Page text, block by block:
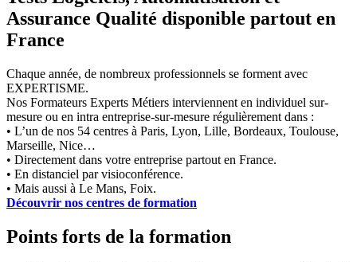
Assurance Qualité disponible partout en
France
Chaque année, de nombreux professionnels se forment avec
EXPERTISME.
Nos Formateurs Experts Métiers interviennent en individuel sur-
mesure ou en intra entreprise-sur-mesure régulièrement dans :
• L’un de nos 54 centres à Paris, Lyon, Lille, Bordeaux, Toulouse,
Marseille, Nice…
• Directement dans votre entreprise partout en France.
• En distanciel par visioconférence.
• Mais aussi à Le Mans, Foix.
Découvrir nos centres de formation
Points forts de la formation